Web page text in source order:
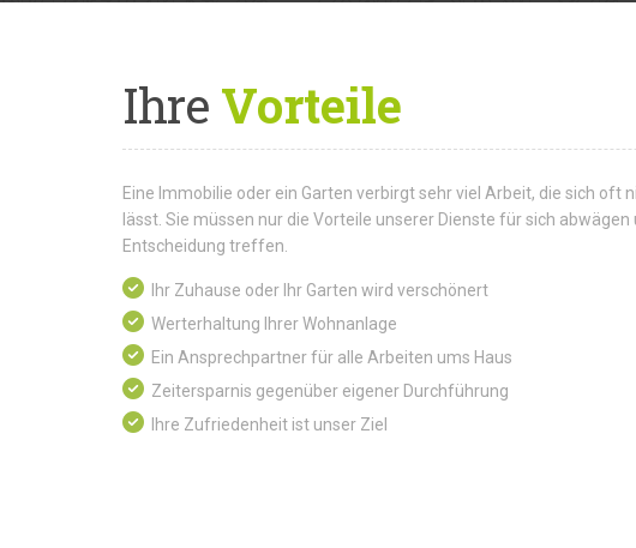
IhreVorteile
Eine Immobilie oder ein Garten verbirgt sehr viel Arbeit, die sich oft
lässt. Sie müssen nur die Vorteile unserer Dienste für sich abwägen
Entscheidung treffen.
Ihr Zuhause oder Ihr Garten wird verschönert
Werterhaltung Ihrer Wohnanlage
Ein Ansprechpartner für alle Arbeiten ums Haus
Zeitersparnis gegenüber eigener Durchführung
Ihre Zufriedenheit ist unser Ziel